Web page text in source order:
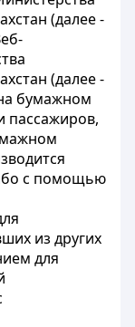
(далее -
(далее -
бумажном
пассажиров,
с помощью
из других
для